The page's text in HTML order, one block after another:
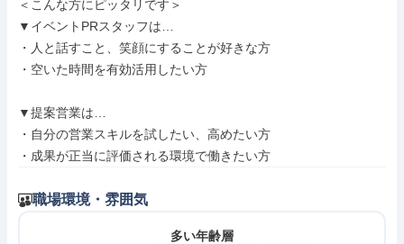
＜こんな方にピッタリです＞
▼イベントPRスタッフは…
・人と話すこと、笑顔にすることが好きな方
・空いた時間を有効活用したい方
▼提案営業は…
・自分の営業スキルを試したい、高めたい方
・成果が正当に評価される環境で働きたい方
職場環境・雰囲気
多い年齢層